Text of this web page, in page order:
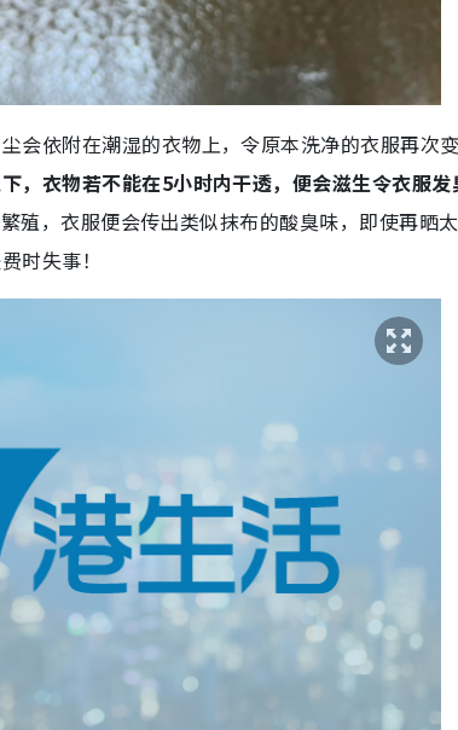
会依附在潮湿的衣物上，令原本洗净的衣服再次
，衣物若不能在5小时内干透，便会滋生令衣服
殖，衣服便会传出类似抹布的酸臭味，即使再晒
时失事！